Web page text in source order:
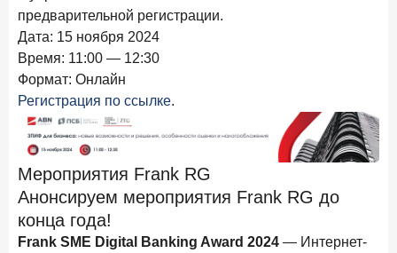
предварительной регистрации.
Дата: 15 ноября 2024
Время: 11:00 — 12:30
Формат: Онлайн
Регистрация по ссылке.
Мероприятия Frank RG
Анонсируем мероприятия Frank RG до
конца года!
Frank SME Digital Banking Award 2024 — Интернет-